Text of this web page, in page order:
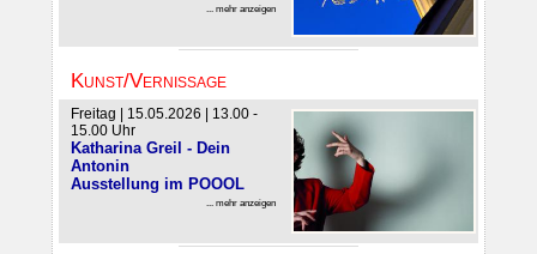
... mehr anzeigen
Kunst/Vernissage
Freitag | 15.05.2026 | 13.00 -
15.00 Uhr
Katharina Greil - Dein
Antonin
Ausstellung im POOOL
... mehr anzeigen